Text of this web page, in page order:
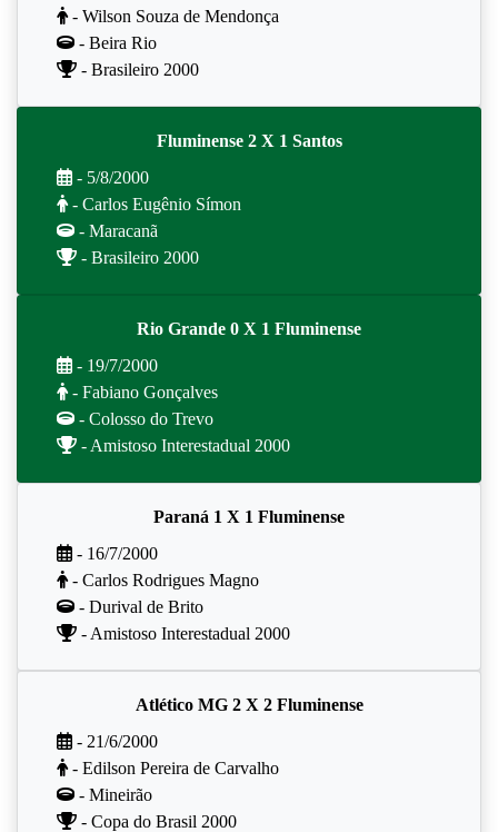
- Wilson Souza de Mendonça
- Beira Rio
- Brasileiro 2000
Fluminense 2 X 1 Santos
- 5/8/2000
- Carlos Eugênio Símon
- Maracanã
- Brasileiro 2000
Rio Grande 0 X 1 Fluminense
- 19/7/2000
- Fabiano Gonçalves
- Colosso do Trevo
- Amistoso Interestadual 2000
Paraná 1 X 1 Fluminense
- 16/7/2000
- Carlos Rodrigues Magno
- Durival de Brito
- Amistoso Interestadual 2000
Atlético MG 2 X 2 Fluminense
- 21/6/2000
- Edilson Pereira de Carvalho
- Mineirão
- Copa do Brasil 2000